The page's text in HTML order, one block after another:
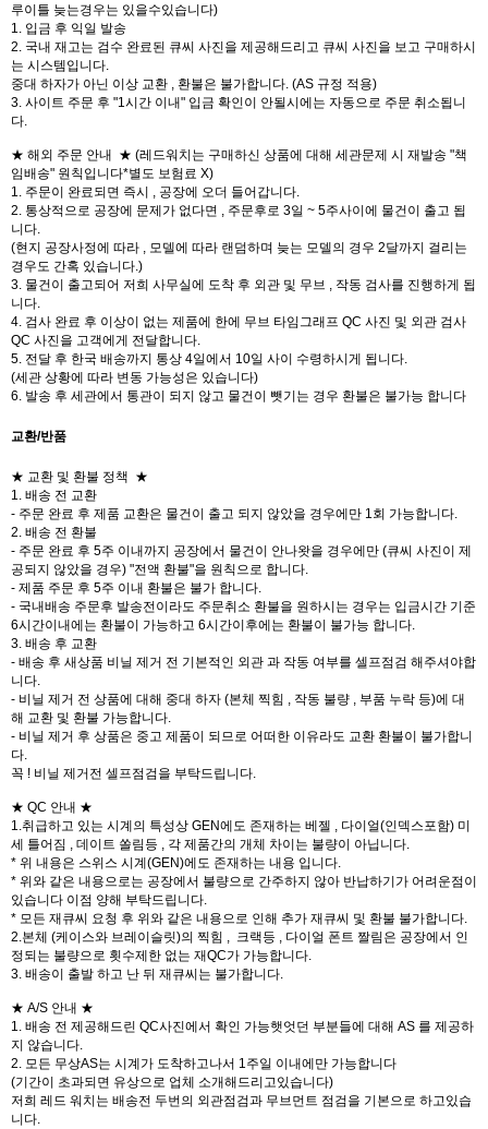
루이틀 늦는경우는 있을수있습니다)
1. 입금 후 익일 발송
2. 국내 재고는 검수 완료된 큐씨 사진을 제공해드리고 큐씨 사진을 보고 구매하시
는 시스템입니다.
중대 하자가 아닌 이상 교환 , 환불은 불가합니다. (AS 규정 적용)
3. 사이트 주문 후 "1시간 이내" 입금 확인이 안될시에는 자동으로 주문 취소됩니
다.
★ 해외 주문 안내 ★ (레드워치는 구매하신 상품에 대해 세관문제 시 재발송 "책
임배송" 원칙입니다*별도 보험료 X)
1. 주문이 완료되면 즉시 , 공장에 오더 들어갑니다.
2. 통상적으로 공장에 문제가 없다면 , 주문후로 3일 ~ 5주사이에 물건이 출고 됩
니다.
(현지 공장사정에 따라 , 모델에 따라 랜덤하며 늦는 모델의 경우 2달까지 걸리는
경우도 간혹 있습니다.)
3. 물건이 출고되어 저희 사무실에 도착 후 외관 및 무브 , 작동 검사를 진행하게 됩
니다.
4. 검사 완료 후 이상이 없는 제품에 한에 무브 타임그래프 QC 사진 및 외관 검사
QC 사진을 고객에게 전달합니다.
5. 전달 후 한국 배송까지 통상 4일에서 10일 사이 수령하시게 됩니다.
(세관 상황에 따라 변동 가능성은 있습니다)
6. 발송 후 세관에서 통관이 되지 않고 물건이 뺏기는 경우 환불은 불가능 합니다
교환/반품
★ 교환 및 환불 정책 ★
1. 배송 전 교환
- 주문 완료 후 제품 교환은 물건이 출고 되지 않았을 경우에만 1회 가능합니다.
2. 배송 전 환불
- 주문 완료 후 5주 이내까지 공장에서 물건이 안나왓을 경우에만 (큐씨 사진이 제
공되지 않았을 경우) "전액 환불"을 원칙으로 합니다.
- 제품 주문 후 5주 이내 환불은 불가 합니다.
- 국내배송 주문후 발송전이라도 주문취소 환불을 원하시는 경우는 입금시간 기준
6시간이내에는 환불이 가능하고 6시간이후에는 환불이 불가능 합니다.
3. 배송 후 교환
- 배송 후 새상품 비닐 제거 전 기본적인 외관 과 작동 여부를 셀프점검 해주셔야합
니다.
- 비닐 제거 전 상품에 대해 중대 하자 (본체 찍힘 , 작동 불량 , 부품 누락 등)에 대
해 교환 및 환불 가능합니다.
- 비닐 제거 후 상품은 중고 제품이 되므로 어떠한 이유라도 교환 환불이 불가합니
다.
꼭 ! 비닐 제거전 셀프점검을 부탁드립니다.
★ QC 안내 ★
1.취급하고 있는 시계의 특성상 GEN에도 존재하는 베젤 , 다이얼(인덱스포함) 미
세 틀어짐 , 데이트 쏠림등 , 각 제품간의 개체 차이는 불량이 아닙니다.
* 위 내용은 스위스 시계(GEN)에도 존재하는 내용 입니다.
* 위와 같은 내용으로는 공장에서 불량으로 간주하지 않아 반납하기가 어려운점이
있습니다 이점 양해 부탁드립니다.
* 모든 재큐씨 요청 후 위와 같은 내용으로 인해 추가 재큐씨 및 환불 불가합니다.
2.본체 (케이스와 브레이슬릿)의 찍힘 , 크랙등 , 다이얼 폰트 짤림은 공장에서 인
정되는 불량으로 횟수제한 없는 재QC가 가능합니다.
3. 배송이 출발 하고 난 뒤 재큐씨는 불가합니다.
★ A/S 안내 ★
1. 배송 전 제공해드린 QC사진에서 확인 가능햇엇던 부분들에 대해 AS 를 제공하
지 않습니다.
2. 모든 무상AS는 시계가 도착하고나서 1주일 이내에만 가능합니다
(기간이 초과되면 유상으로 업체 소개해드리고있습니다)
저희 레드 워치는 배송전 두번의 외관점검과 무브먼트 점검을 기본으로 하고있습
니다.